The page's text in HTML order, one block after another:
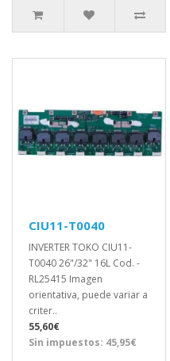
CIU11-T0040
INVERTER TOKO CIU11-
T0040 26"/32" 16L Cod. -
RL25415 Imagen
orientativa, puede variar a
criter..
55,60€
Sin impuestos: 45,95€